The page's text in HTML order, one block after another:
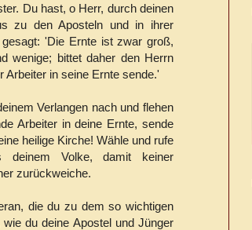
Du hast, o Herr, durch deinen
zu den Aposteln und in ihrer
'Die Ernte ist zwar groß,
wenige; bittet daher den Herrn
Arbeiter in seine Ernte sende.'
Verlangen nach und flehen
Arbeiter in deine Ernte, sende
heilige Kirche! Wähle und rufe
Volke, damit keiner
zurückweiche.
die du zu dem so wichtigen
du deine Apostel und Jünger